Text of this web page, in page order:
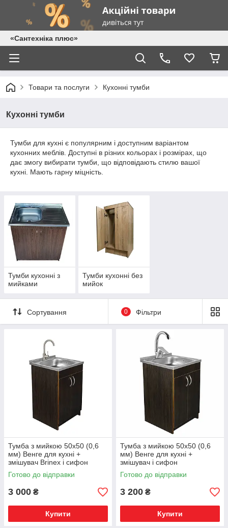
«Сантехніка плюс»
Товари та послуги Кухонні тумби
Кухонні тумби
Тумби для кухні є популярним і доступним варіантом
кухонних меблів. Доступні в різних кольорах і розмірах, що
дає змогу вибирати тумби, що відповідають стилю вашої
кухні. Мають гарну міцність.
Тумби кухонні з
мийками
Тумби кухонні без
мийок
Сортування 0 Фільтри
Тумба з мийкою 50х50 (0,6
мм) Венге для кухні +
змішувач Brinex і сифон
Готово до відправки
3 000 ₴
Купити
Тумба з мийкою 50х50 (0,6
мм) Венге для кухні +
змішувач і сифон
Готово до відправки
3 200 ₴
Купити